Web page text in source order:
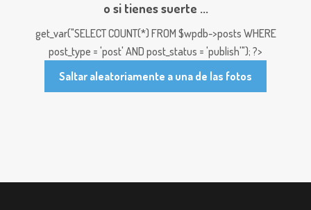
o si tienes suerte ...
get_var("SELECT COUNT(*) FROM $wpdb->posts WHERE
post_type = 'post' AND post_status = 'publish'"); ?>
Saltar aleatoriamente a una de las fotos